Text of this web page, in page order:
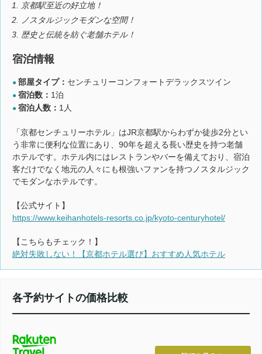
京都駅至近の好立地！
ノスタルジックモダンな空間！
歴史と伝統を紡ぐ老舗ホテル！
宿泊情報
● 部屋タイプ： センチュリーコンフォートデラックスツイン
● 宿泊数： 1泊
● 宿泊人数： 1人
「京都センチュリーホテル」はJR京都駅からわずか徒歩2分とい
う非常に便利な位置にあり、90年を超える長い歴史を持つ老舗
ホテルです。ホテル内にはレストランやバーを備えており、宿泊
客だけでなく地元の人々にも根強いファンを持つノスタルジック
でモダンなホテルです。
【公式サイト】
https://www.keihanhotels-resorts.co.jp/kyoto-centuryhotel/
【こちらもチェック！】
絶対失敗しない！【京都ホテル選び】おすすめ人気ホテル
各予約サイトの価格比較